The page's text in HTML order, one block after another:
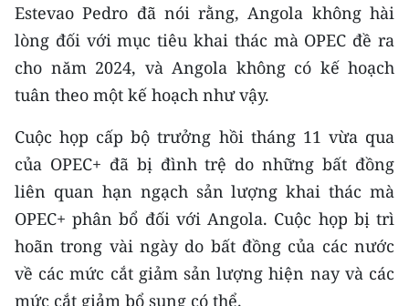
TIN ĐỊA PHƯƠNG
Trung du và miền núi phía Bắc
Đồng bằng sông Hồng
Bắc Trung Bộ
Duyên hải Nam Trung Bộ và Tây
Nguyên
Đông Nam Bộ
Đồng bằng sông Cửu Long
Estevao Pedro đã nói rằng, Angola không hài
lòng đối với mục tiêu khai thác mà OPEC đề ra
cho năm 2024, và Angola không có kế hoạch
tuân theo một kế hoạch như vậy.
Cuộc họp cấp bộ trưởng hồi tháng 11 vừa qua
của OPEC+ đã bị đình trệ do những bất đồng
liên quan hạn ngạch sản lượng khai thác mà
OPEC+ phân bổ đối với Angola. Cuộc họp bị trì
hoãn trong vài ngày do bất đồng của các nước
về các mức cắt giảm sản lượng hiện nay và các
mức cắt giảm bổ sung có thể.